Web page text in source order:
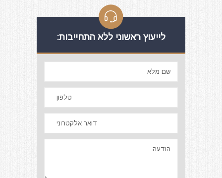
לייעוץ ראשוני ללא התחייבות: